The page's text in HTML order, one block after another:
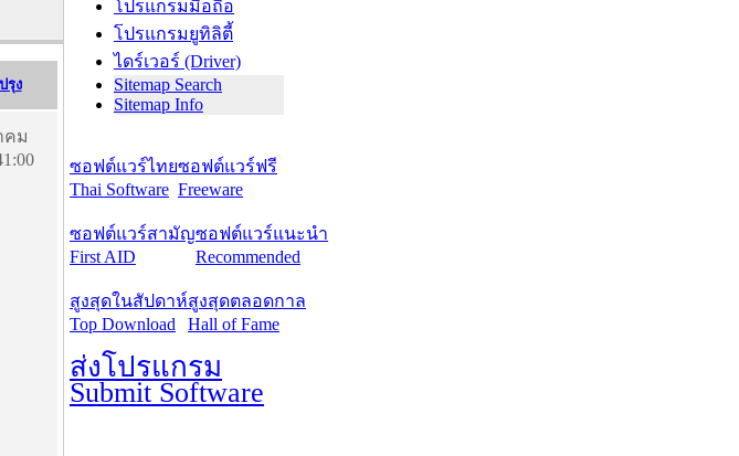
รุง
คม
โปรแกรมมือถือ
โปรแกรมยูทิลิตี้
ไดร์เวอร์ (Driver)
Sitemap Search
Sitemap Info
ซอฟต์แวร์ไทย
Thai Software
ซอฟต์แวร์ฟรี
Freeware
ซอฟต์แวร์สามัญ
First AID
ซอฟต์แวร์แนะนำ
Recommended
สูงสุดในสัปดาห์
Top Download
สูงสุดตลอดกาล
Hall of Fame
ส่งโปรแกรม
Submit Software